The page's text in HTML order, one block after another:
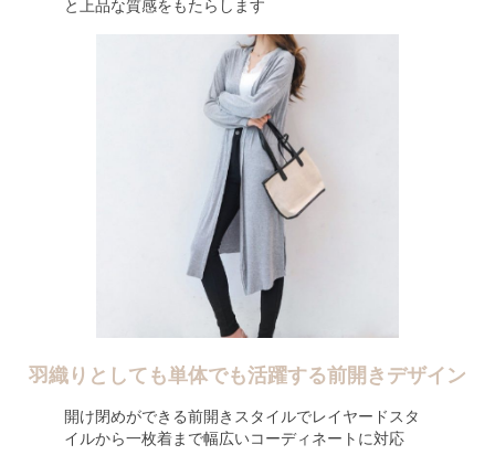
と上品な質感をもたらします
羽織りとしても単体でも活躍する前開きデザイン
開け閉めができる前開きスタイルでレイヤードスタ
イルから一枚着まで幅広いコーディネートに対応